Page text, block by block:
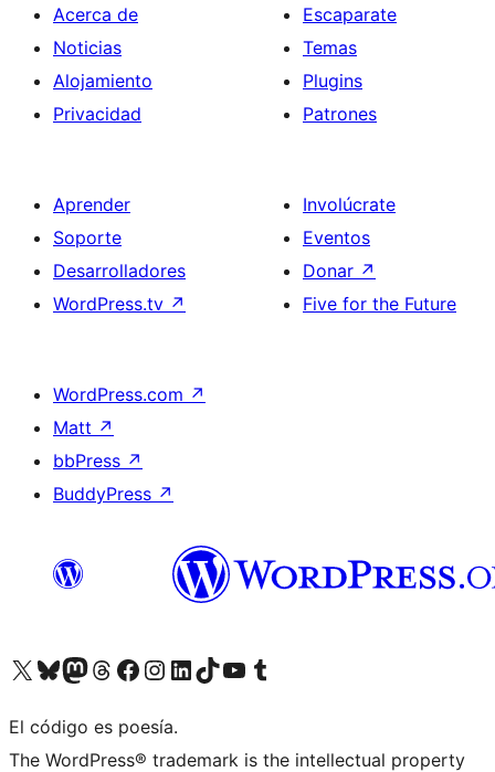
Acerca de
Noticias
Alojamiento
Privacidad
Escaparate
Temas
Plugins
Patrones
Aprender
Soporte
Desarrolladores
WordPress.tv ↗
Involúcrate
Eventos
Donar ↗
Five for the Future
WordPress.com ↗
Matt ↗
bbPress ↗
BuddyPress ↗
Visita nuestra cuenta de X (anteriormente Twitter)
Visita nuestra cuenta de Bluesky
Visita nuestra cuenta de Mastodon
Visita nuestra cuenta de Threads
Visita nuestra página de Facebook
Visita nuestra cuenta de Instagram
Visita nuestra cuenta de LinkedIn
Visita nuestra cuenta de TikTok
Visita nuestro canal de YouTube
Visita nuestra cuenta de Tumblr
El código es poesía.
The WordPress® trademark is the intellectual property